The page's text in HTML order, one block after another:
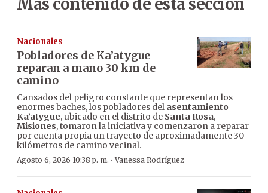
Más contenido de esta sección
Nacionales
Pobladores de Ka’atygue
reparan a mano 30 km de
camino
Cansados del peligro constante que representan los
enormes baches, los pobladores del asentamiento
Ka’atygue, ubicado en el distrito de Santa Rosa,
Misiones, tomaron la iniciativa y comenzaron a reparar
por cuenta propia un trayecto de aproximadamente 30
kilómetros de camino vecinal.
Agosto 6, 2026 10:38 p. m. ·Vanessa Rodríguez